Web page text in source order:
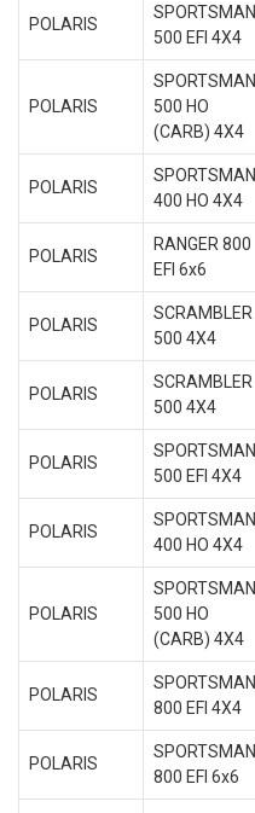
POLARIS
SPORTSMAN
500 EFI 4X4
POLARIS
SPORTSMAN
500 HO
(CARB) 4X4
POLARIS
SPORTSMAN
400 HO 4X4
POLARIS
RANGER 800
EFI 6x6
POLARIS
SCRAMBLER
500 4X4
POLARIS
SCRAMBLER
500 4X4
POLARIS
SPORTSMAN
500 EFI 4X4
POLARIS
SPORTSMAN
400 HO 4X4
POLARIS
SPORTSMAN
500 HO
(CARB) 4X4
POLARIS
SPORTSMAN
800 EFI 4X4
POLARIS
SPORTSMAN
800 EFI 6x6